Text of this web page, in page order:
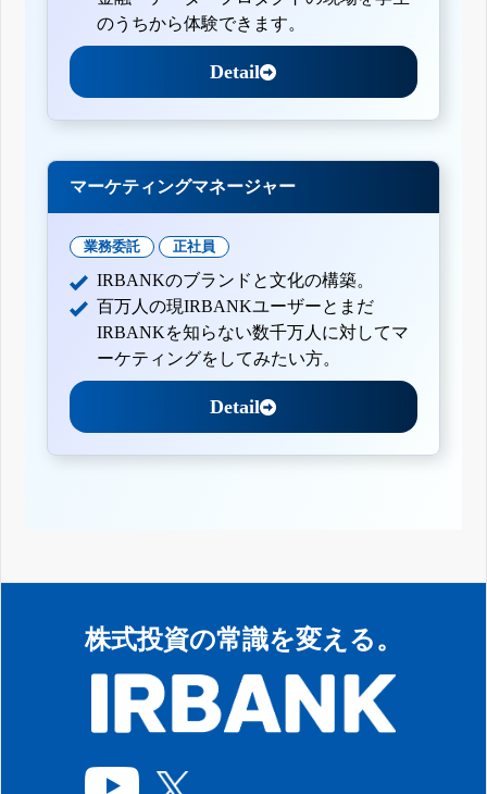
のうちから体験できます。
Detail
マーケティングマネージャー
業務委託 正社員
IRBANKのブランドと文化の構築。
百万人の現IRBANKユーザーとまだ
IRBANKを知らない数千万人に対してマ
ーケティングをしてみたい方。
Detail
株式投資の常識を変える。